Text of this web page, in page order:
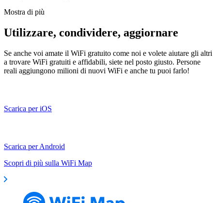
Mostra di più
Utilizzare, condividere, aggiornare
Se anche voi amate il WiFi gratuito come noi e volete aiutare gli altri
a trovare WiFi gratuiti e affidabili, siete nel posto giusto. Persone
reali aggiungono milioni di nuovi WiFi e anche tu puoi farlo!
Scarica per iOS
Scarica per Android
Scopri di più sulla WiFi Map